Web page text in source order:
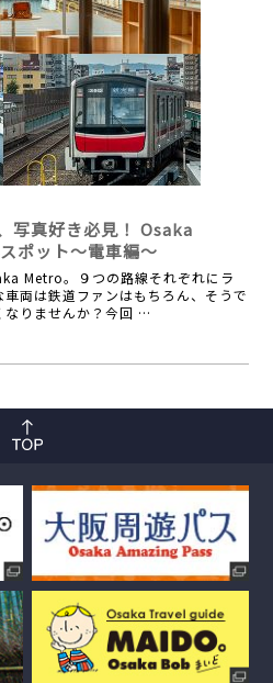
写真好き必見！Osaka
ポット～電車編～
Metro。９つの路線それぞれにラ
両は鉄道ファンはもちろん、そうで
なりませんか？今回 …